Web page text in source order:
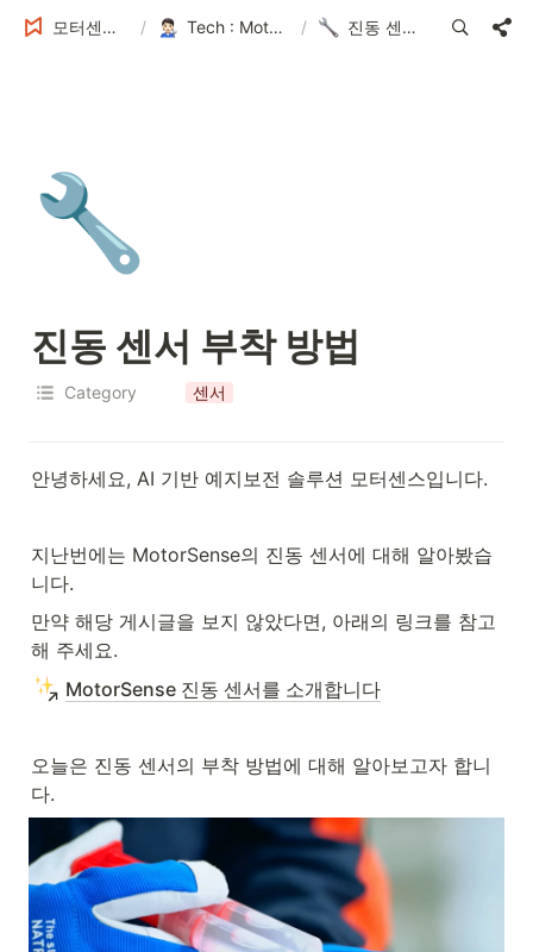
모터센스 Tech Blog / Tech : MotorSense 예지보전 솔루션 / 진동 센서 부착 방법
🔧
진동 센서 부착 방법
Category 센서
안녕하세요, AI 기반 예지보전 솔루션 모터센스입니다.
지난번에는 MotorSense의 진동 센서에 대해 알아봤습
니다.
만약 해당 게시글을 보지 않았다면, 아래의 링크를 참고
해 주세요.
MotorSense 진동 센서를 소개합니다
오늘은 진동 센서의 부착 방법에 대해 알아보고자 합니
다.